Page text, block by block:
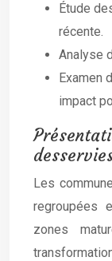
Étude
récente.
Analyse
Examen
impact
Les
regroupées
zones